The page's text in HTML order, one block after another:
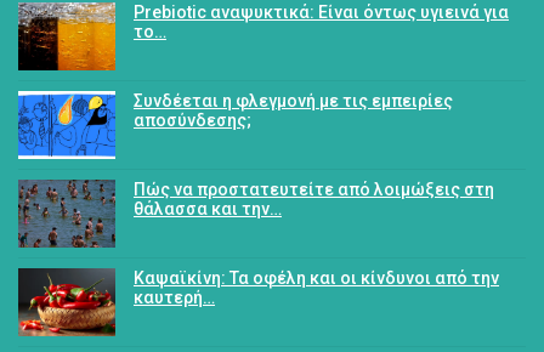
Prebiotic αναψυκτικά: Είναι όντως υγιεινά για
το…
Συνδέεται η φλεγμονή με τις εμπειρίες
αποσύνδεσης;
Πώς να προστατευτείτε από λοιμώξεις στη
θάλασσα και την…
Καψαϊκίνη: Τα οφέλη και οι κίνδυνοι από την
καυτερή…